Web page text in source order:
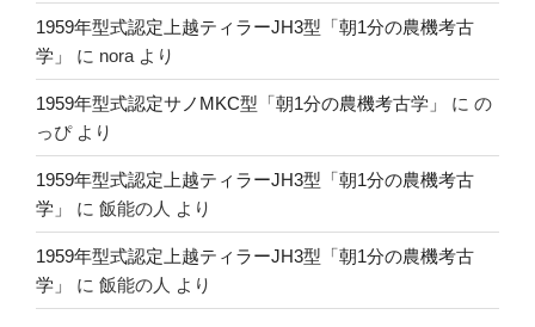
1959年型式認定上越ティラーJH3型「朝1分の農機考古
学」
に nora より
1959年型式認定サノMKC型「朝1分の農機考古学」 に の
っぴより
1959年型式認定上越ティラーJH3型「朝1分の農機考古
学」
に 飯能の人 より
1959年型式認定上越ティラーJH3型「朝1分の農機考古
学」
に 飯能の人 より